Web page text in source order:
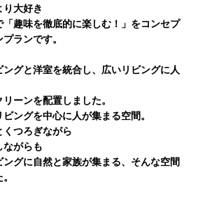
り大好き
趣味を徹底的に楽しむ！」をコンセプ
ランです。
グと洋室を統合し、広いリビングに人
ーンを配置しました。
ングを中心に人が集まる空間。
くつろぎながら
ながらも
グに自然と家族が集まる、そんな空間